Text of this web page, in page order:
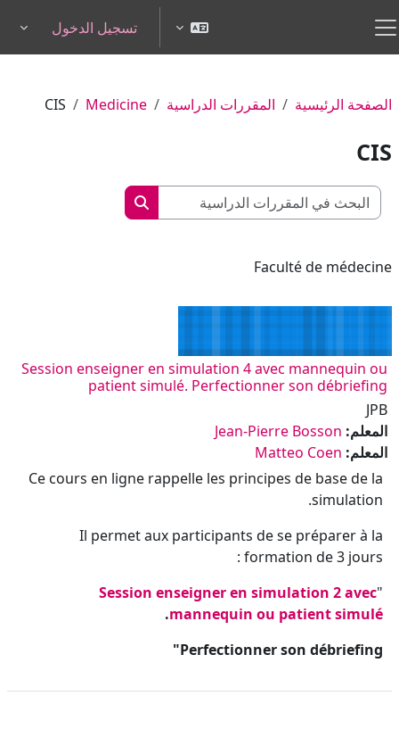
واجهة جانبية
تسجيل الدخول
الصفحة الرئيسية المقررات الدراسية Medicine
CIS
CIS
البحث في المقررات
البحث في المقررات
Faculté de médecine
Session enseigner en simulation 4 avec mannequin ou
patient simulé. Perfectionner son débriefing
JPB
المعلم: Jean-Pierre Bosson
المعلم: Matteo Coen
Ce cours en ligne rappelle les principes de base de la
simulation.
Il permet aux participants de se préparer à la
formation de 3 jours :
"
Session enseigner en simulation 2 avec
mannequin ou patient simulé
.
Perfectionner son débriefing"